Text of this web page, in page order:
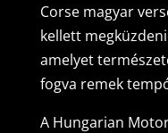
Corse magyar
kellett
amelyet
fogva remek
A Hungarian